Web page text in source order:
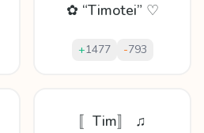
✿ “Timotei” ♡
+1477 -793
〚Tim〛 ♫